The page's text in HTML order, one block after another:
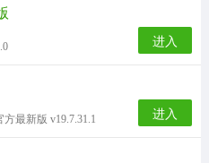
进入
方最新版 v19.7.31.1 进入